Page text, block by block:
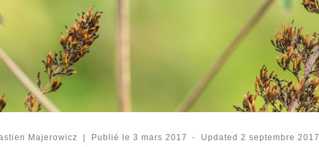
Majerowicz Publié le 3 mars 2017 - Updated2 septembre 2017